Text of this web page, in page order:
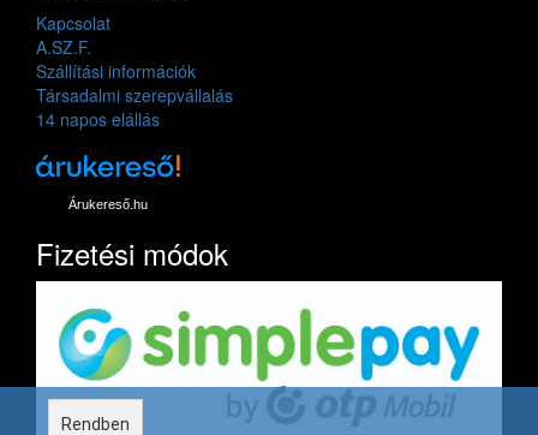
Kapcsolat
A.SZ.F.
Szállítási információk
Társadalmi szerepvállalás
14 napos elállás
Árukereső.hu
Fizetési módok
Rendben